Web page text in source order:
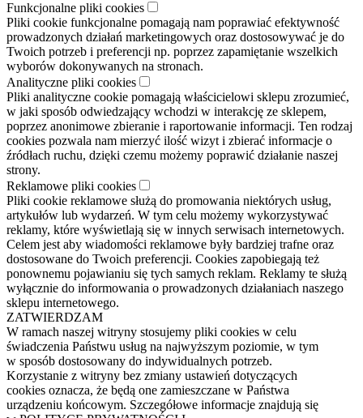
Funkcjonalne pliki cookies
Pliki cookie funkcjonalne pomagają nam poprawiać efektywność
prowadzonych działań marketingowych oraz dostosowywać je do
Twoich potrzeb i preferencji np. poprzez zapamiętanie wszelkich
wyborów dokonywanych na stronach.
Analityczne pliki cookies
Pliki analityczne cookie pomagają właścicielowi sklepu zrozumieć,
w jaki sposób odwiedzający wchodzi w interakcję ze sklepem,
poprzez anonimowe zbieranie i raportowanie informacji. Ten rodzaj
cookies pozwala nam mierzyć ilość wizyt i zbierać informacje o
źródłach ruchu, dzięki czemu możemy poprawić działanie naszej
strony.
Reklamowe pliki cookies
Pliki cookie reklamowe służą do promowania niektórych usług,
artykułów lub wydarzeń. W tym celu możemy wykorzystywać
reklamy, które wyświetlają się w innych serwisach internetowych.
Celem jest aby wiadomości reklamowe były bardziej trafne oraz
dostosowane do Twoich preferencji. Cookies zapobiegają też
ponownemu pojawianiu się tych samych reklam. Reklamy te służą
wyłącznie do informowania o prowadzonych działaniach naszego
sklepu internetowego.
ZATWIERDZAM
W ramach naszej witryny stosujemy pliki cookies w celu
świadczenia Państwu usług na najwyższym poziomie, w tym
w sposób dostosowany do indywidualnych potrzeb.
Korzystanie z witryny bez zmiany ustawień dotyczących
cookies oznacza, że będą one zamieszczane w Państwa
urządzeniu końcowym. Szczegółowe informacje znajdują się